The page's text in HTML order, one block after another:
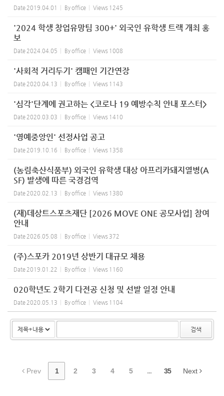
Date 2019.04.01 Byoffice Views 1245
'2024 학생 창업유망팀 300+' 외국인 유학생 트랙 개최 홍
보
Date 2024.04.05 Byoffice Views 1008
'사회적 거리두기' 캠패인 기간연장
Date 2020.04.13 Byoffice Views 1143
'심각'단계에 권고하는 <코로나 19 예방수칙 안내 포스터>
Date 2020.03.03 Byoffice Views 1410
'영예중앙인' 선정사업 공고
Date 2019.10.16 Byoffice Views 1358
(농림축산식품부) 외국인 유학생 대상 아프리카돼지열병(A
SF) 발생에 따른 국경검역
Date 2020.02.13 Byoffice Views 1380
(재)데상트스포츠재단 [2026 MOVE ONE 공모사업] 참여
안내
Date 2026.05.08 Byoffice Views 372
(주)스포카 2019년 상반기 대규모 채용
Date 2019.01.22 Byoffice Views 1160
020학년도 2학기 다전공 신청 및 선발 일정 안내
Date 2020.05.13 Byoffice Views 1104
검색
Prev 1 2 3 4 5 ... 35 Next